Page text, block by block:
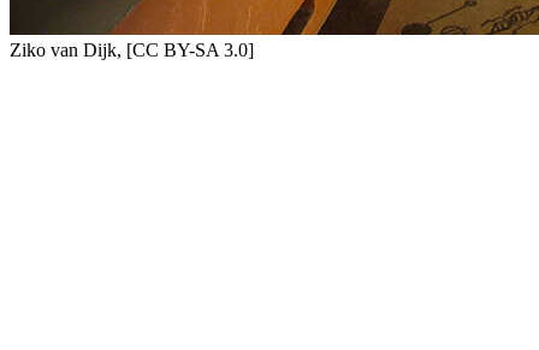
Ziko van Dijk, [CC BY-SA 3.0]